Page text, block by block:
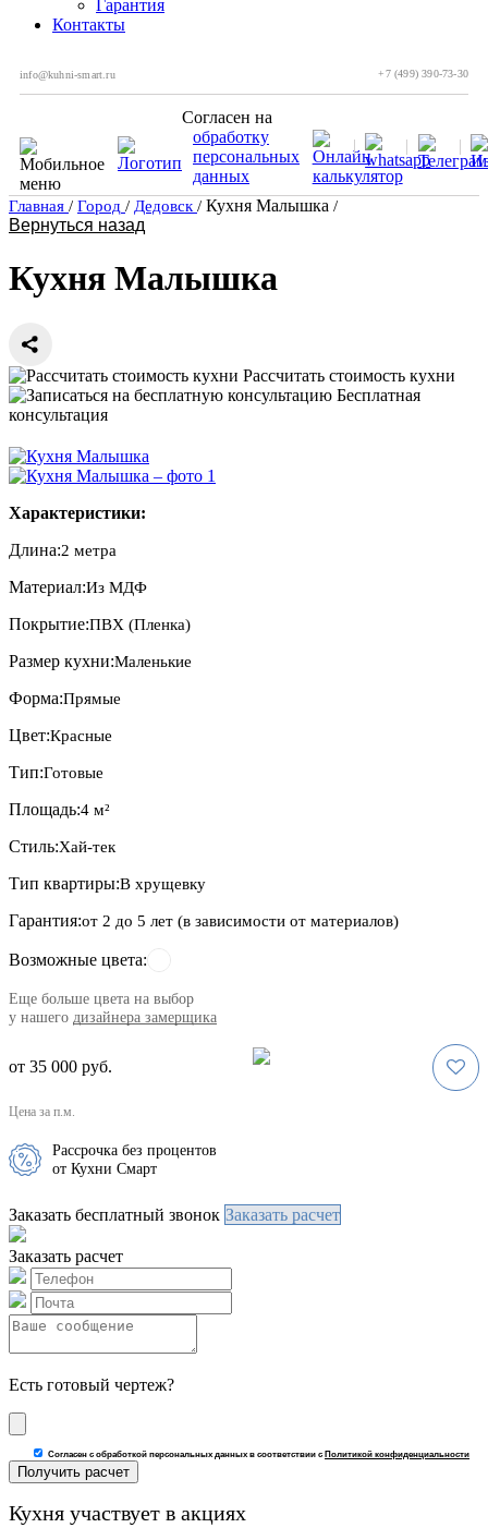
Гарантия
Контакты
info@kuhni-smart.ru +7 (499) 390-73-30
Согласен на
обработку
персональных
данных
Главная / Город / Дедовск / Кухня Малышка /
Вернуться назад
Кухня Малышка
Рассчитать стоимость кухни
Бесплатная
консультация
Характеристики:
Длина:2 метра
Материал:Из МДФ
Покрытие:ПВХ (Пленка)
Размер кухни:Маленькие
Форма:Прямые
Цвет:Красные
Тип:Готовые
Площадь:4 м²
Стиль:Хай-тек
Тип квартиры:В хрущевку
Гарантия:от 2 до 5 лет (в зависимости от материалов)
Возможные цвета:
Eще больше цвета на выбор
у нашего дизайнера замерщика
от 35 000 руб.
Цена за п.м.
Рассрочка без процентов
от Кухни Смарт
Заказать бесплатный звонок Заказать расчет
Заказать расчет
Есть готовый чертеж?
Согласен с обработкой персональных данных в соответствии с Политикой конфиденциальности
Кухня участвует в акциях